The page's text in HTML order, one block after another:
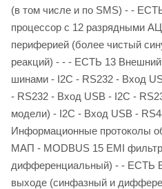
(в том числе и по SMS) - -
процессор с 12 разрядными
периферией (более чистый
реакций) - - - ЕСТЬ 13
шинами - I2C - RS232 - Вход
- RS232 - Вход USB - I2C -
модели) - I2C - Вход USB -
Информационные
МАП - MODBUS 15 EMI
дифференциальный) - - ЕСТЬ
выходе (синфазный и